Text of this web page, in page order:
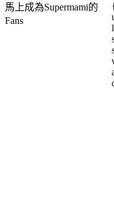
馬上成為Supermami的
Fans